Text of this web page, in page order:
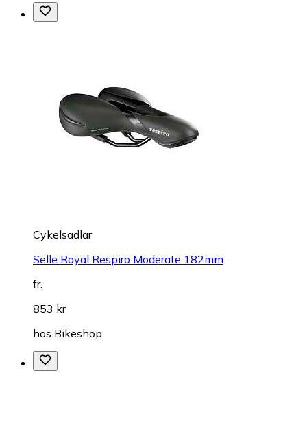
Cykelsadlar
Selle Royal Respiro Moderate 182mm
fr.
853 kr
hos Bikeshop